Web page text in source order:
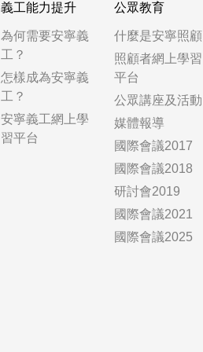
義工能力提升
為何需要安寧義
工？
怎樣成為安寧義
工？
安寧義工網上學
習平台
公眾教育
什麼是安寧照顧
照顧者網上學習
平台
公眾講座及活動
媒體報導
國際會議2017
國際會議2018
研討會2019
國際會議2021
國際會議2025